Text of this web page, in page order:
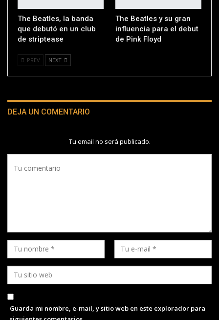
The Beatles, la banda
que debutó en un club
de striptease
The Beatles y su gran
influencia para el debut
de Pink Floyd
PREV NEXT
DEJA UN COMENTARIO
Tu email no será publicado.
Guarda mi nombre, e-mail, y sitio web en este explorador para